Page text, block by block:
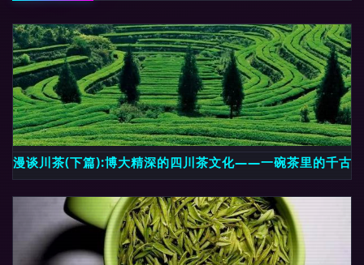
漫谈川茶(下篇):博大精深的四川茶文化——一碗茶里的千古